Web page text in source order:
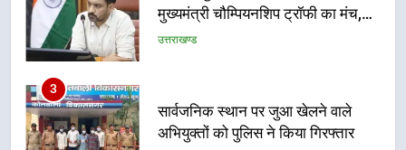
मुख्यमंत्री चौम्पियनशिप ट्रॉफी का मंच,
न्याय पंचायत से राज्य स्तर तक होगा
उत्तराखण्ड
3
सार्वजनिक स्थान पर जुआ खेलने वाले
अभियुक्तों को पुलिस ने किया गिरफ्तार